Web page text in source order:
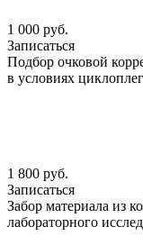
1 000 руб.
Записаться
Подбор очковой
в условиях
1 800 руб.
Записаться
Забор материала из
лабораторного